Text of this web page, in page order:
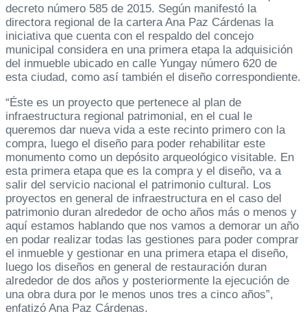
decreto número 585 de 2015. Según manifestó la
directora regional de la cartera Ana Paz Cárdenas la
iniciativa que cuenta con el respaldo del concejo
municipal considera en una primera etapa la adquisición
del inmueble ubicado en calle Yungay número 620 de
esta ciudad, como así también el diseño correspondiente.
“Éste es un proyecto que pertenece al plan de
infraestructura regional patrimonial, en el cual le
queremos dar nueva vida a este recinto primero con la
compra, luego el diseño para poder rehabilitar este
monumento como un depósito arqueológico visitable. En
esta primera etapa que es la compra y el diseño, va a
salir del servicio nacional el patrimonio cultural. Los
proyectos en general de infraestructura en el caso del
patrimonio duran alrededor de ocho años más o menos y
aquí estamos hablando que nos vamos a demorar un año
en podar realizar todas las gestiones para poder comprar
el inmueble y gestionar en una primera etapa el diseño,
luego los diseños en general de restauración duran
alrededor de dos años y posteriormente la ejecución de
una obra dura por le menos unos tres a cinco años”,
enfatizó Ana Paz Cárdenas.